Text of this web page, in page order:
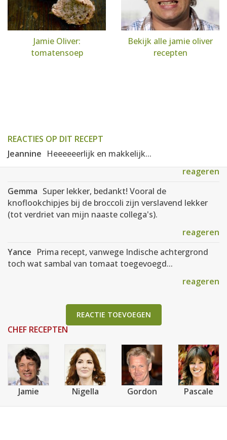
Jamie Oliver:
tomatensoep
Bekijk alle jamie oliver
recepten
REACTIES OP DIT RECEPT
Jeannine Heeeeeerlijk en makkelijk...
reageren
Gemma Super lekker, bedankt! Vooral de
knoflookchipjes bij de broccoli zijn verslavend lekker
(tot verdriet van mijn naaste collega's).
reageren
Yance Prima recept, vanwege Indische achtergrond
toch wat sambal van tomaat toegevoegd...
reageren
REACTIE TOEVOEGEN
CHEF RECEPTEN
Jamie Nigella Gordon Pascale